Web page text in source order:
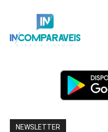
NEWSLETTER